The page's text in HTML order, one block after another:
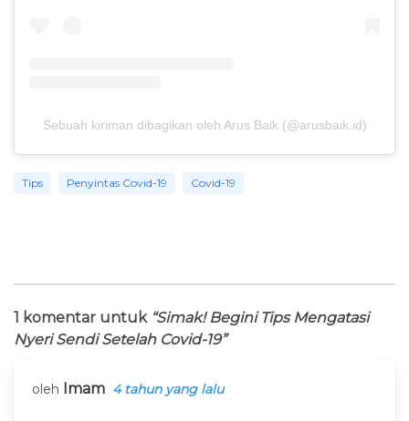
Sebuah kiriman dibagikan oleh Arus Baik (@arusbaik.id)
Tips Penyintas Covid-19 Covid-19
1 komentar untuk “Simak! Begini Tips Mengatasi
Nyeri Sendi Setelah Covid-19”
oleh Imam 4 tahun yang lalu